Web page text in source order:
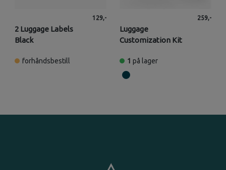
2 Luggage Labels
Black
129,-
forhåndsbestill
Luggage
Customization Kit
259,-
1 på lager